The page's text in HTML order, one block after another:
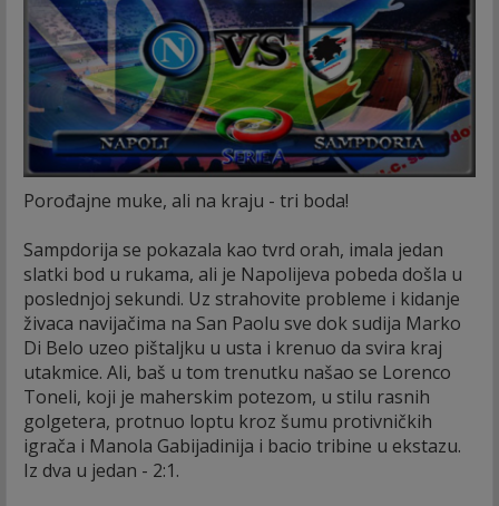
Porođajne muke, ali na kraju - tri boda!
Sampdorija se pokazala kao tvrd orah, imala jedan
slatki bod u rukama, ali je Napolijeva pobeda došla u
poslednjoj sekundi. Uz strahovite probleme i kidanje
živaca navijačima na San Paolu sve dok sudija Marko
Di Belo uzeo pištaljku u usta i krenuo da svira kraj
utakmice. Ali, baš u tom trenutku našao se Lorenco
Toneli, koji je maherskim potezom, u stilu rasnih
golgetera, protnuo loptu kroz šumu protivničkih
igrača i Manola Gabijadinija i bacio tribine u ekstazu.
Iz dva u jedan - 2:1.